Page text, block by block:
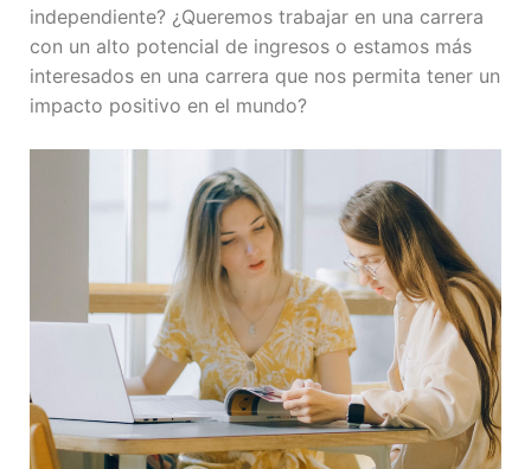
independiente? ¿Queremos trabajar en una carrera
con un alto potencial de ingresos o estamos más
interesados en una carrera que nos permita tener un
impacto positivo en el mundo?